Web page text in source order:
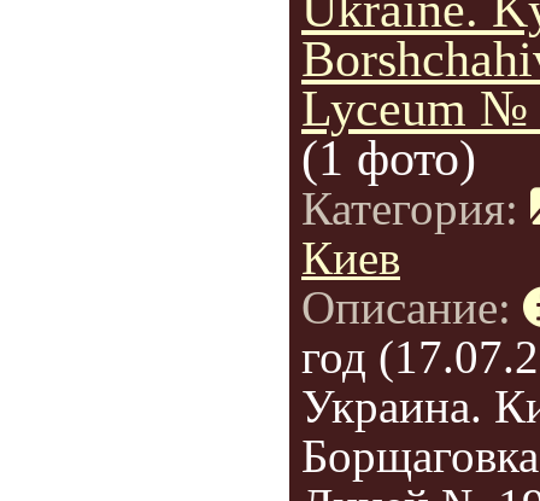
Lyceum №
(1 фото)
Категория:
Киев
Описание:
год
Украина.